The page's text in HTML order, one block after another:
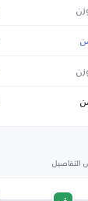
التفاصيل